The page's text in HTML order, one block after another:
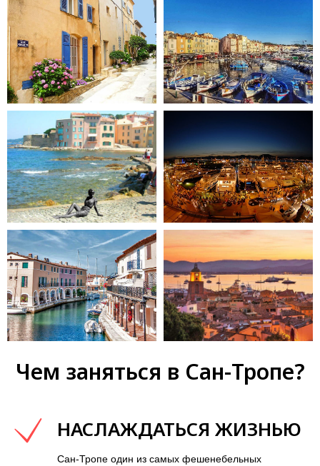
Чем заняться в Сан-Тропе?
НАСЛАЖДАТЬСЯ ЖИЗНЬЮ
Сан-Тропе один из самых фешенебельных